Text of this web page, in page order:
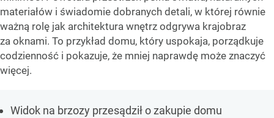
materiałów i świadomie dobranych detali, w której równie
ważną rolę jak architektura wnętrz odgrywa krajobraz
za oknami. To przykład domu, który uspokaja, porządkuje
codzienność i pokazuje, że mniej naprawdę może znaczyć
więcej.
Widok na brzozy przesądził o zakupie domu